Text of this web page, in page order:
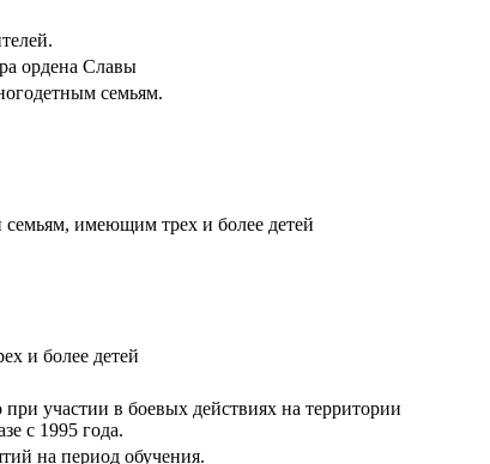
ордена Славы
семьям.
имеющим трех и более детей
и более детей
участии в боевых действиях на территории
с 1995 года.
на период обучения.